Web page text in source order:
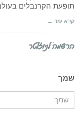
תופעת הקרנבלים
קרא עוד ←
הרשמה לניוזלטר
שמך